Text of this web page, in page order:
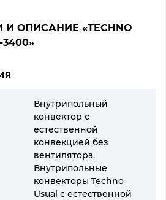
ОПИСАНИЕ «TECHNO
3400»
Внутрипольный
конвектор с
естественной
конвекцией без
вентилятора.
Внутрипольные
конвекторы Techno
Usual с естественной